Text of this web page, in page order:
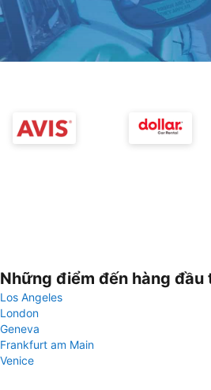
Những điểm đến hàng đầu
Los Angeles
London
Geneva
Frankfurt am Main
Venice